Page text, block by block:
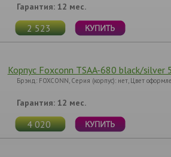
Гарантия: 12 мес.
2 523
Корпус Foxconn TSAA-680 black/silver
Брэнд: FOXCONN, Серия (корпус): нет, Цвет
Гарантия: 12 мес.
4 020